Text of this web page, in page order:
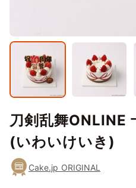
刀剣乱舞ONLINE
(いわいけいき)
Cake.jp ORIGINAL